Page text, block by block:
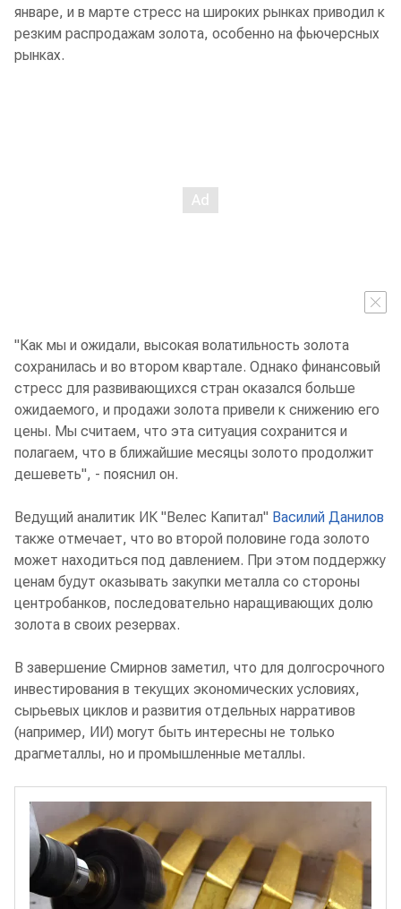
январе, и в марте стресс на широких рынках приводил к
резким распродажам золота, особенно на фьючерсных
рынках.
"Как мы и ожидали, высокая волатильность золота
сохранилась и во втором квартале. Однако финансовый
стресс для развивающихся стран оказался больше
ожидаемого, и продажи золота привели к снижению его
цены. Мы считаем, что эта ситуация сохранится и
полагаем, что в ближайшие месяцы золото продолжит
дешеветь", - пояснил он.
Ведущий аналитик ИК "Велес Капитал" Василий Данилов
также отмечает, что во второй половине года золото
может находиться под давлением. При этом поддержку
ценам будут оказывать закупки металла со стороны
центробанков, последовательно наращивающих долю
золота в своих резервах.
В завершение Смирнов заметил, что для долгосрочного
инвестирования в текущих экономических условиях,
сырьевых циклов и развития отдельных нарративов
(например, ИИ) могут быть интересны не только
драгметаллы, но и промышленные металлы.